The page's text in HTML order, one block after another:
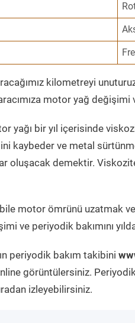
kilometreyi
motor yağ değişimi
yağı bir yıl içerisinde
kaybeder ve metal
demektir.
motor ömrünü uzatmak
ve periyodik bakımını
periyodik bakım takibini
görüntülersiniz.
izleyebilirsiniz.